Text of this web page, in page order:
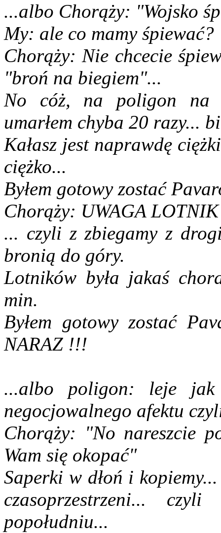
...albo Chorąży: "Wojsko
My: ale co mamy śpiewać?
Chorąży: Nie chcecie
"broń na biegiem"...
No cóż, na poligon na
umarłem chyba 20 razy...
Kałasz jest naprawdę
ciężko...
Byłem gotowy zostać
Chorąży: UWAGA LOTNIK
... czyli z zbiegamy z
bronią do góry.
Lotników była jakaś
min.
Byłem gotowy zostać
NARAZ !!!
...albo poligon: leje jak
negocjowalnego afektu
Chorąży: "No nareszcie
Wam się okopać"
Saperki w dłoń i
czasoprzestrzeni...
popołudniu...